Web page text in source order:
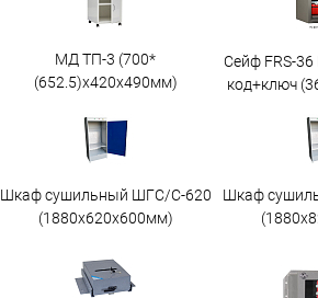
МД ТП-3 (700*
(652.5)x420x490мм)
Сейф FRS-36
код+ключ
Шкаф сушильный ШГС/C-620
(1880x620x600мм)
Шкаф